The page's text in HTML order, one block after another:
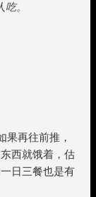
。
果再往前推，
西就饿着，估
日三餐也是有